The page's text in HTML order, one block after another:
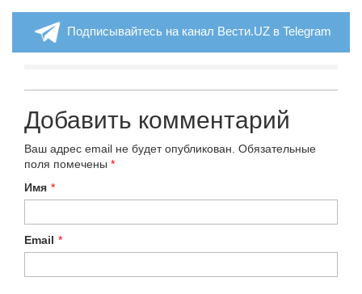
Подписывайтесь на канал Вести.UZ в Telegram
Добавить комментарий
Ваш адрес email не будет опубликован. Обязательные
поля помечены *
Имя *
Email *